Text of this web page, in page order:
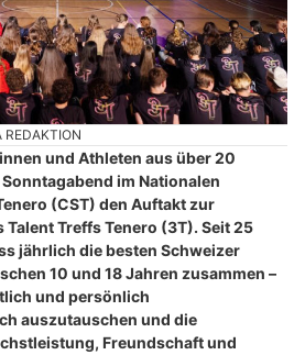
REDAKTION
und Athleten aus über 20
im Nationalen
(CST) den Auftakt zur
Treffs Tenero (3T). Seit 25
jährlich die besten Schweizer
10 und 18 Jahren zusammen –
und persönlich
auszutauschen und die
Freundschaft und